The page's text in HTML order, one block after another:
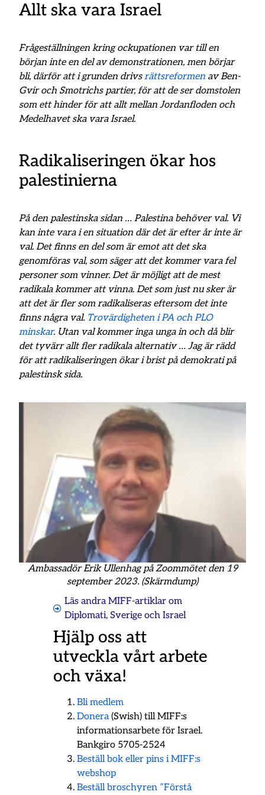
Allt ska vara Israel
Frågeställningen kring ockupationen var till en
början inte en del av demonstrationen, men börjar
bli, därför att i grunden drivsrättsreformen av Ben-
Gvir och Smotrichs partier, för att de ser domstolen
som ett hinder för att allt mellan Jordanfloden och
Medelhavet ska vara Israel.
Radikaliseringen ökar hos
palestinierna
På den palestinska sidan … Palestina behöver val. Vi
kan inte vara i en situation där det är efter år inte är
val. Det finns en del som är emot att det ska
genomföras val, som säger att det kommer vara fel
personer som vinner. Det är möjligt att de mest
radikala kommer att vinna. Det som just nu sker är
att det är fler som radikaliseras eftersom det inte
finns några val. Trovärdigheten i PA och PLO
minskar. Utan val kommer inga unga in och då blir
det tyvärr allt fler radikala alternativ … Jag är rädd
för att radikaliseringen ökar i brist på demokrati på
palestinsk sida.
Ambassadör Erik Ullenhag på Zoommötet den 19
september 2023. (Skärmdump)
Läs andra MIFF-artiklar om
Diplomati, Sverige och Israel
Hjälp oss att
utveckla vårt arbete
och växa!
Bli medlem
Donera(Swish) till MIFF:s
informationsarbete för Israel.
Bankgiro 5705-2524
Beställ bok eller pins i MIFF:s
webshop
Beställ broschyren ”Förstå